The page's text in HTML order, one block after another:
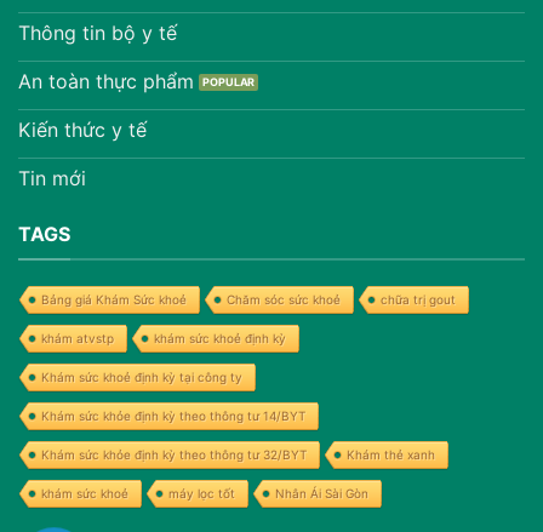
Thông tin bộ y tế
An toàn thực phẩm
Kiến thức y tế
Tin mới
TAGS
Bảng giá Khám Sức khoẻ Chăm sóc sức khoẻ chữa trị gout
khám atvstp khám sức khoẻ định kỳ
Khám sức khoẻ định kỳ tại công ty
Khám sức khỏe định kỳ theo thông tư 14/BYT
Khám sức khỏe định kỳ theo thông tư 32/BYT Khám thẻ xanh
khám sức khoẻ máy lọc tốt Nhân Ái Sài Gòn